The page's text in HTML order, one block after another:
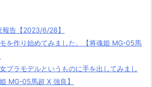
報告【2023/6/28】
を作り始めてみました。【将魂姫 MG-05馬
プラモデルというものに手を出してみまし
MG-05馬超 X 強良】